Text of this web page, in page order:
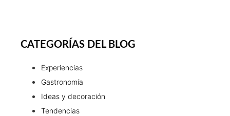
CATEGORÍAS DEL BLOG
Experiencias
Gastronomía
Ideas y decoración
Tendencias